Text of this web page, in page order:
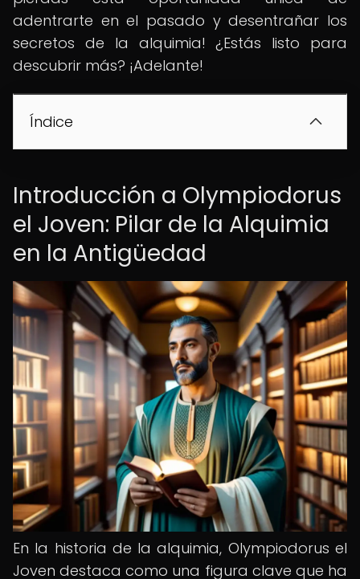
adentrarte en el pasado y desentrañar los
secretos de la alquimia! ¿Estás listo para
descubrir más? ¡Adelante!
Índice
Introducción a Olympiodorus
el Joven: Pilar de la Alquimia
en la Antigüedad
En la historia de la alquimia, Olympiodorus el
Joven destaca como una figura clave que ha